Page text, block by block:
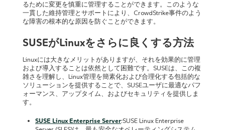
るために変更を慎重に管理することができます。このような
一貫した維持管理とサポートにより、CrowdStrike事件のよう
な障害の根本的な原因を防ぐことができます。
SUSEがLinuxをさらに良くする方法
Linuxには大きなメリットがありますが、それを効果的に管理
および導入することは依然として困難です。SUSEは、この複
雑さを理解し、Linux管理を簡素化および合理化する包括的な
ソリューションを提供することで、SUSEユーザに最適なパフ
ォーマンス、アップタイム、およびセキュリティを提供しま
す。
SUSE Linux Enterprise Server:SUSE Linux Enterprise